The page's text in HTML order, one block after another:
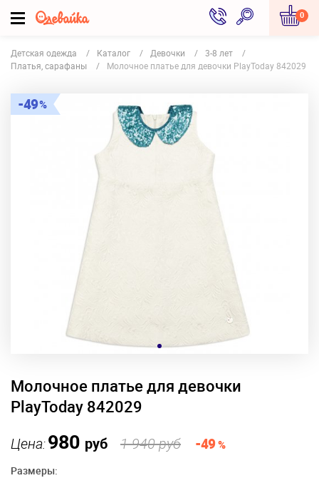
0
Детская одежда Каталог Девочки
3-8 лет
Платья, сарафаны
Молочное платье для девочки PlayToday 842029
49
Молочное платье для девочки
PlayToday 842029
Цена:980 руб 1 940 руб -49%
Размеры: